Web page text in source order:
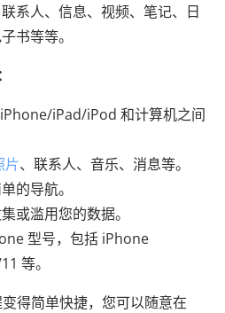
系人、信息、视频、笔记、日
书等等。
iPad/iPod 和计算机之间
片、联系人、音乐、消息等。
的导航。
或滥用您的数据。
型号，包括 iPhone
等。
得简单快捷，您可以随意在